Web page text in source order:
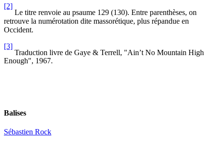
[2]
Le titre renvoie au psaume 129 (130). Entre parenthèses, on
retrouve la numérotation dite massorétique, plus répandue en
Occident.
[3]
Traduction livre de Gaye & Terrell, "Ain’t No Mountain High
Enough", 1967.
Balises
Sébastien Rock